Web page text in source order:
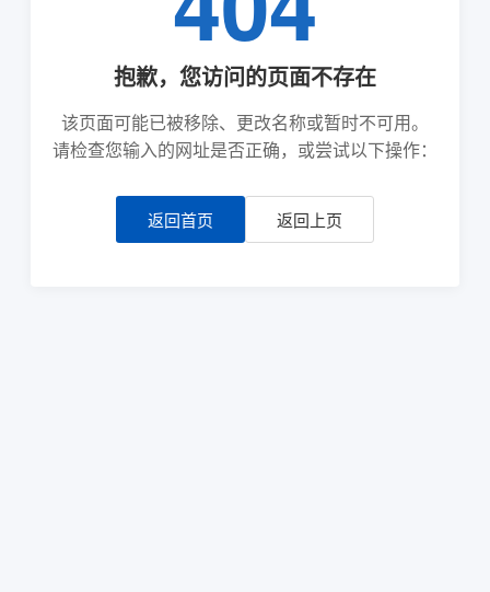
抱歉，您访问的页面不存在
该页面可能已被移除、更改名称或暂时不可用。
请检查您输入的网址是否正确，或尝试以下操作：
返回首页 返回上页